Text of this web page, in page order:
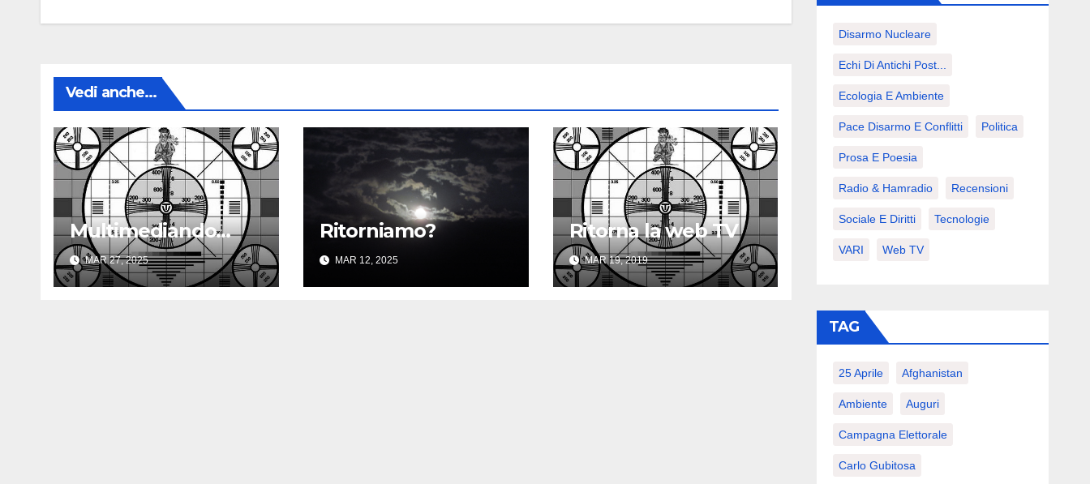
Vedi anche...
Multimediando…
MAR 27, 2025
Ritorniamo?
MAR 12, 2025
Ritorna la web TV
MAR 19, 2019
Disarmo Nucleare
Echi Di Antichi Post...
Ecologia E Ambiente
Pace Disarmo E Conflitti Politica
Prosa E Poesia
Radio & Hamradio Recensioni
Sociale E Diritti Tecnologie
VARI Web TV
TAG
25 Aprile Afghanistan
Ambiente Auguri
Campagna Elettorale
Carlo Gubitosa